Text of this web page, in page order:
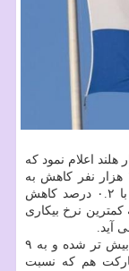
هلند اعلام نمود كه
شمار بیكاران این كشور تا آخر ماه ژانویه با ۱۸ هزار نفر كاهش به
۲۸۴ هزار نفر رسید تا بدین ترتیب نرخ بیكاری با ۰.۲ درصد كاهش
نرخ بیكاری
آید.
طی این مدت شمار شاغلان هلندی۳۱ هزار نفر بیش تر شده و به ۹
مشاركت هم كه نسبت